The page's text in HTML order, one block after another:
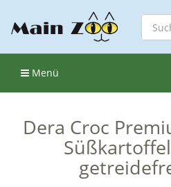
Menü
Dera Croc